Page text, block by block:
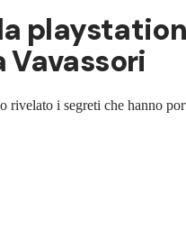
Vavassori
rivelato i segreti che hanno